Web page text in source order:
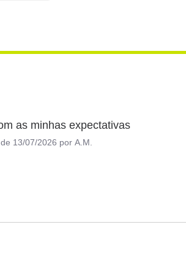
as minhas expectativas
13/07/2026 porA.M.